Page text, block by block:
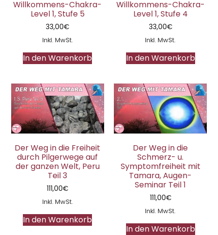
Willkommens-Chakra-
Level 1, Stufe 5
33,00€
Inkl. MwSt.
In den Warenkorb
Willkommens-Chakra-
Level 1, Stufe 4
33,00€
Inkl. MwSt.
In den Warenkorb
Der Weg in die Freiheit
durch Pilgerwege auf
der ganzen Welt, Peru
Teil 3
111,00€
Inkl. MwSt.
In den Warenkorb
Der Weg in die
Schmerz- u.
Symptomfreiheit mit
Tamara, Augen-
Seminar Teil 1
111,00€
Inkl. MwSt.
In den Warenkorb